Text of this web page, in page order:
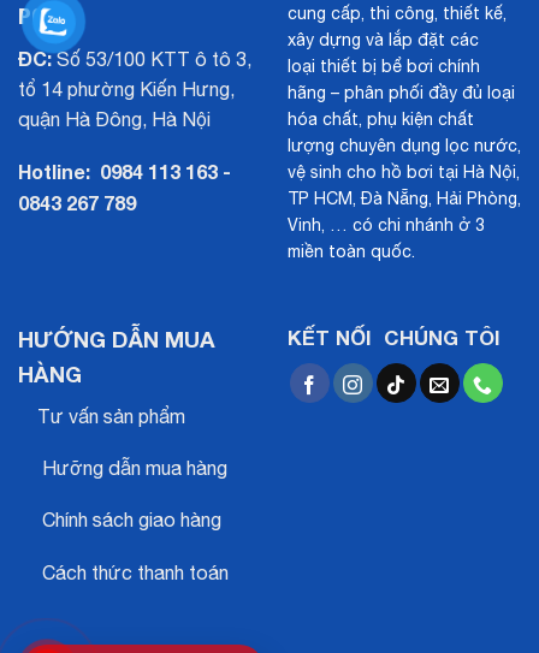
POOL
ĐC:Số 53/100 KTT ô tô 3,
tổ 14 phường Kiến Hưng,
quận Hà Đông, Hà Nội
Hotline: 0984 113 163 -
0843 267 789
cung cấp, thi công, thiết kế,
xây dựng và lắp đặt các
loại thiết bị bể bơi chính
hãng – phân phối đầy đủ loại
hóa chất, phụ kiện chất
lượng chuyên dụng lọc nước,
vệ sinh cho hồ bơi tại Hà Nội,
TP HCM, Đà Nẵng, Hải Phòng,
Vinh, … có chi nhánh ở 3
miền toàn quốc.
HƯỚNG DẪN MUA
HÀNG
Tư vấn sản phẩm
Hưỡng dẫn mua hàng
Chính sách giao hàng
Cách thức thanh toán
KẾT NỐI CHÚNG TÔI